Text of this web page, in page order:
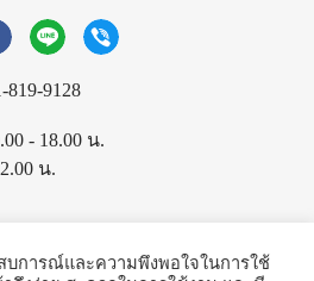
819-9128
- 18.00 น.
น.
All rights reserved.
บการณ์และความพึงพอใจในการใช้